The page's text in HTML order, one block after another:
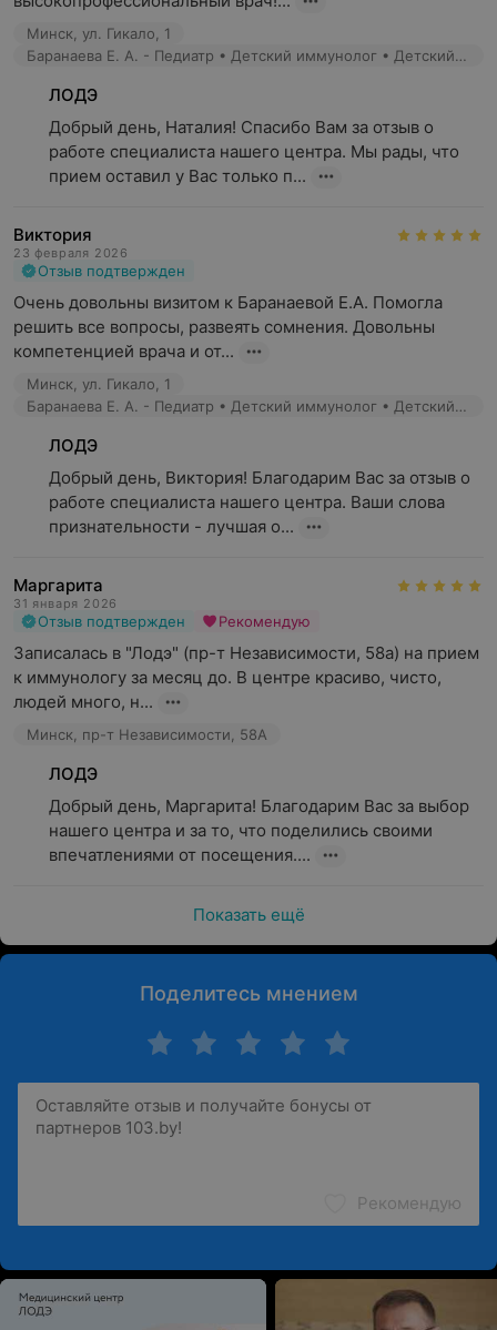
Минск, ул. Гикало, 1
Баранаева Е. А. - Педиатр • Детский иммунолог • Детский аллерголог
ЛОДЭ
Добрый день, Наталия! Спасибо Вам за отзыв о
работе специалиста нашего центра. Мы рады, что
прием оставил у Вас только п...
Виктория
23 февраля 2026
Отзыв подтвержден
Очень довольны визитом к Баранаевой Е.А. Помогла
решить все вопросы, развеять сомнения. Довольны
компетенцией врача и от...
Минск, ул. Гикало, 1
Баранаева Е. А. - Педиатр • Детский иммунолог • Детский аллерголог
ЛОДЭ
Добрый день, Виктория! Благодарим Вас за отзыв о
работе специалиста нашего центра. Ваши слова
признательности - лучшая о...
Маргарита
31 января 2026
Отзыв подтвержден Рекомендую
Записалась в "Лодэ" (пр-т Независимости, 58а) на прием
к иммунологу за месяц до. В центре красиво, чисто,
людей много, н...
Минск, пр-т Независимости, 58А
ЛОДЭ
Добрый день, Маргарита! Благодарим Вас за выбор
нашего центра и за то, что поделились своими
впечатлениями от посещения....
Показать ещё
Поделитесь мнением
Рекомендую